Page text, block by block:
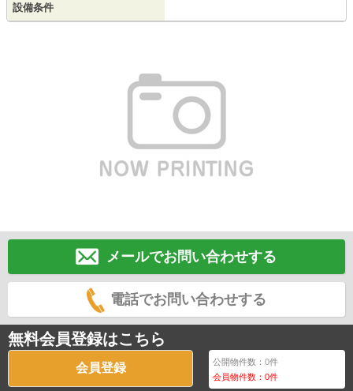
設備条件
メールでお問い合わせする
電話でお問い合わせする
無料会員登録はこちら
会員登録 公開物件数：0件
会員物件数：0件